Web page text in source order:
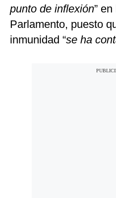
punto de inflexión”
Parlamento, puesto
inmunidad “se ha